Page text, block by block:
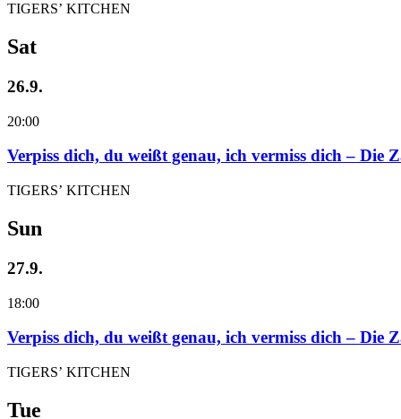
TIGERS’ KITCHEN
Sat
26.9.
20:00
Verpiss dich, du weißt genau, ich vermiss dich – Die
TIGERS’ KITCHEN
Sun
27.9.
18:00
Verpiss dich, du weißt genau, ich vermiss dich – Die
TIGERS’ KITCHEN
Tue